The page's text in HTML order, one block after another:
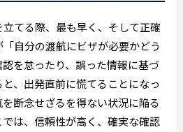
てる際、最も早く、そして正確
自分の渡航にビザが必要かどう
を怠ったり、誤った情報に基づ
、出発直前に慌てることになっ
断念せざるを得ない状況に陥る
は、信頼性が高く、確実な確認